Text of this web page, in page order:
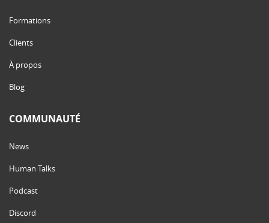
Formations
Clients
À propos
Blog
COMMUNAUTÉ
News
Human Talks
Podcast
Discord